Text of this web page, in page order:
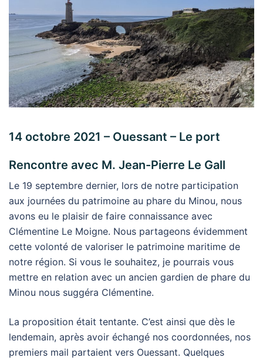
14 octobre 2021 – Ouessant – Le port
Rencontre avec M. Jean-Pierre Le Gall
Le 19 septembre dernier, lors de notre participation
aux journées du patrimoine au phare du Minou, nous
avons eu le plaisir de faire connaissance avec
Clémentine Le Moigne. Nous partageons évidemment
cette volonté de valoriser le patrimoine maritime de
notre région. Si vous le souhaitez, je pourrais vous
mettre en relation avec un ancien gardien de phare du
Minou nous suggéra Clémentine.
La proposition était tentante. C’est ainsi que dès le
lendemain, après avoir échangé nos coordonnées, nos
premiers mail partaient vers Ouessant. Quelques